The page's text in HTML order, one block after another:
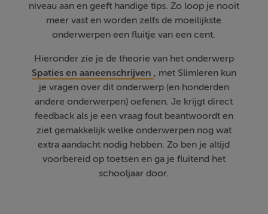
niveau aan en geeft handige tips. Zo loop je nooit
meer vast en worden zelfs de moeilijkste
onderwerpen een fluitje van een cent.
Hieronder zie je de theorie van het onderwerp
Spaties en aaneenschrijven , met Slimleren kun
je vragen over dit onderwerp (en honderden
andere onderwerpen) oefenen. Je krijgt direct
feedback als je een vraag fout beantwoordt en
ziet gemakkelijk welke onderwerpen nog wat
extra aandacht nodig hebben. Zo ben je altijd
voorbereid op toetsen en ga je fluitend het
schooljaar door.